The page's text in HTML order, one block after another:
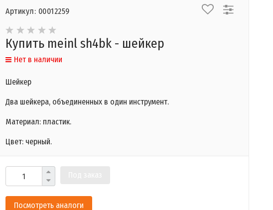
Артикул: 00012259
Купить meinl sh4bk - шейкер
Нет в наличии
Шейкер
Два шейкера, объединенных в один инструмент.
Материал: пластик.
Цвет: черный.
Посмотреть аналоги